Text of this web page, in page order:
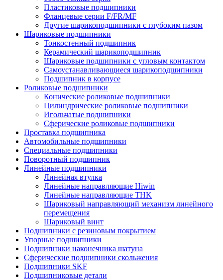
Пластиковые подшипники
Фланцевые серии F/FR/MF
Другие шарикоподшипники с глубоким пазом
Шариковые подшипники
Тонкостенный подшипник
Керамический шарикоподшипник
Шариковые подшипники с угловым контактом
Самоустанавливающиеся шарикоподшипники
Подшипник в корпусе
Роликовые подшипники
Конические роликовые подшипники
Цилиндрические роликовые подшипники
Игольчатые подшипники
Сферические роликовые подшипники
Проставка подшипника
Автомобильные подшипники
Специальные подшипники
Поворотный подшипник
Линейные подшипники
Линейная втулка
Линейные направляющие Hiwin
Линейные направляющие THK
Шариковый направляющий механизм линейного
перемещения
Шариковый винт
Подшипники с резиновым покрытием
Упорные подшипники
Подшипники наконечника шатуна
Сферические подшипники скольжения
Подшипники SKF
Подшипниковые детали